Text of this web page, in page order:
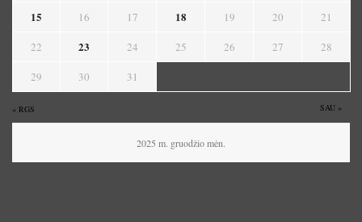
2025 m. gruodžio mėn.
« RGS SAU »
15 16 17 18 19 20 21
22 23 24 25 26 27 28
29 30 31